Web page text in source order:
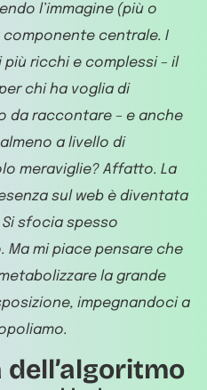
l’immagine (più o
centrale. I
ricchi e complessi – il
chi ha voglia di
da raccontare – e anche
a livello di
meraviglie? Affatto. La
sul web è diventata
sfocia spesso
Ma mi piace pensare che
la grande
impegnandoci a